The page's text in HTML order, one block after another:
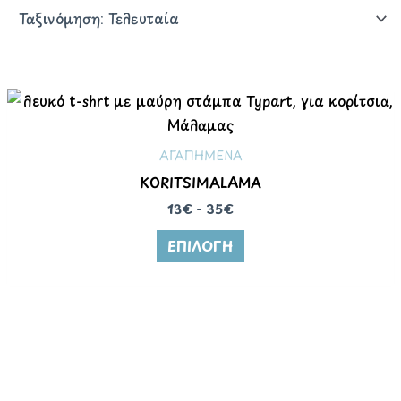
ΑΓΑΠΗΜΕΝΑ
KORITSIMALAMA
13€ - 35€
ΕΠΙΛΟΓΉ